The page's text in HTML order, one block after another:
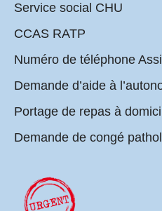
Service social CHU
CCAS RATP
Numéro de téléphone
Demande d’aide à
Portage de repas à
Demande de congé